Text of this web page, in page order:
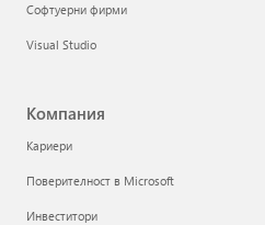
Софтуерни фирми
Visual Studio
Компания
Кариери
Поверителност в Microsoft
Инвеститори